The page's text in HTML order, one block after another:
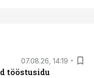
07.08.26, 14:19
tööstusidu